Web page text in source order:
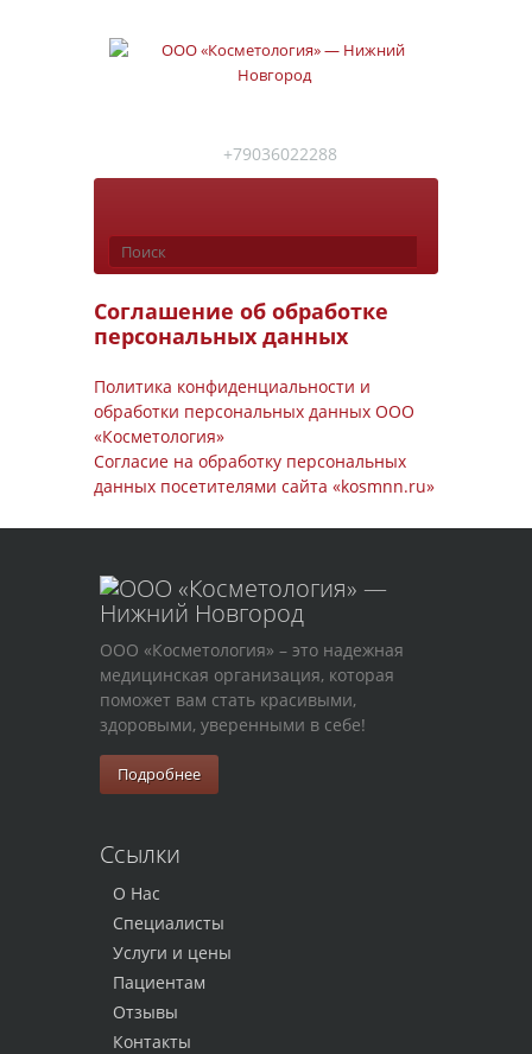
+79036022288
Соглашение об обработке
персональных данных
Политика конфиденциальности и
обработки персональных данных ООО
«Косметология»
Согласие на обработку персональных
данных посетителями сайта «kosmnn.ru»
ООО «Косметология» – это надежная
медицинская организация, которая
поможет вам стать красивыми,
здоровыми, уверенными в себе!
Подробнее
Ссылки
О Нас
Специалисты
Услуги и цены
Пациентам
Отзывы
Контакты